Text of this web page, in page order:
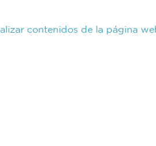
contenidos de la página